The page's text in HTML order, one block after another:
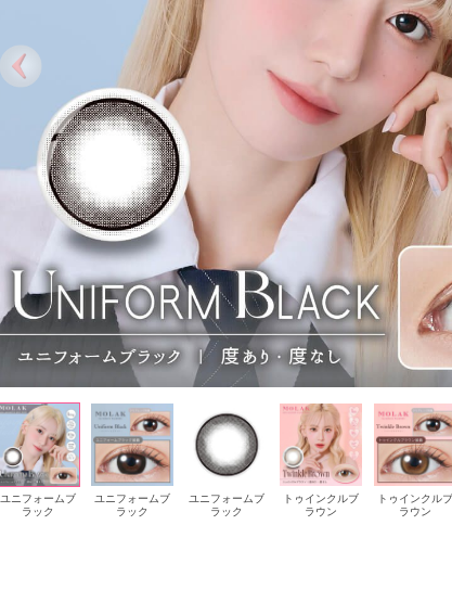
ユニフォームブ
ラック
ユニフォームブ
ラック
ユニフォームブ
ラック
トゥインクルブ
ラウン
トゥインクルブ
ラウン